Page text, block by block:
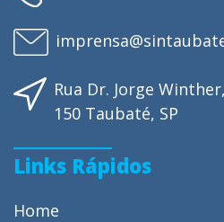
Rua Dr. Jorge
150 Taubaté, SP
Links Rápidos
Home